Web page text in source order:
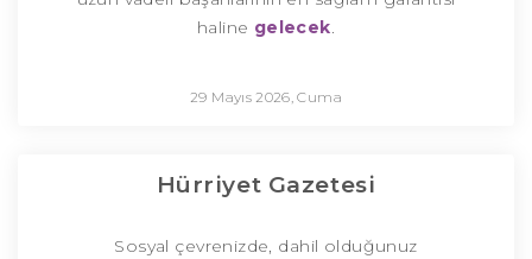
haline gelecek.
29 Mayıs 2026, Cuma
Hürriyet Gazetesi
Sosyal çevrenizde, dahil olduğunuz